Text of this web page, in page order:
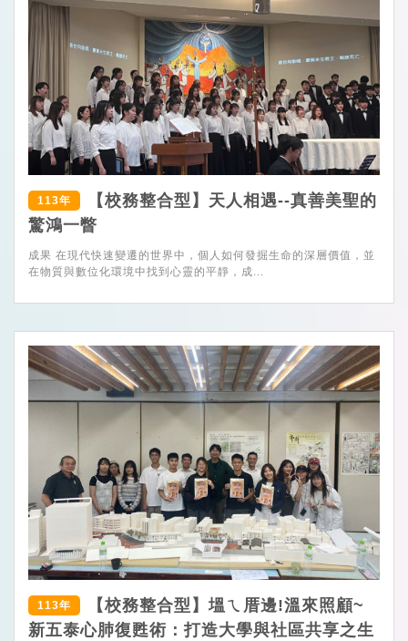
113年
【校務整合型】天人相遇--真善美聖的
驚鴻一瞥
成果 在現代快速變遷的世界中，個人如何發掘生命的深層價值，並
在物質與數位化環境中找到心靈的平靜，成...
113年
【校務整合型】塭ㄟ厝邊!溫來照顧~
新五泰心肺復甦術：打造大學與社區共享之生